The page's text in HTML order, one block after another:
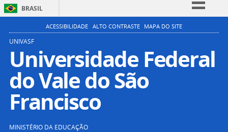
BRASIL
Simplifique!
Participe
Acesso à informação
Legislação
ACESSIBILIDADE ALTO CONTRASTE MAPA DO SITE
UNIVASF
Universidade Federal
do Vale do São
Francisco
MINISTÉRIO DA EDUCAÇÃO